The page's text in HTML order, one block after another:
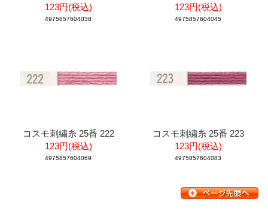
123円(税込)
4975857604038
123円(税込)
4975857604045
コスモ刺繍糸 25番 222
123円(税込)
4975857604069
コスモ刺繍糸 25番 223
123円(税込)
4975857604083